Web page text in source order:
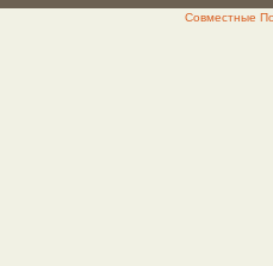
Совместные